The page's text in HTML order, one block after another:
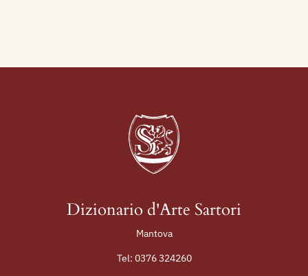
2003 - Alfonso Panzetta, Nuovo Dizionario degli
Dizionario d'Arte Sartori
Mantova
Tel: 0376 324260